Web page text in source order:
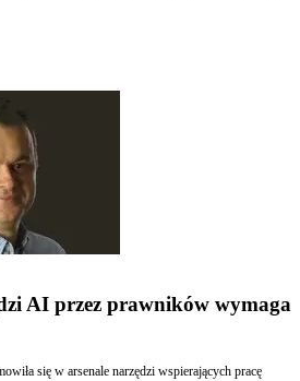
AI przez prawników wymaga
się w arsenale narzędzi wspierających pracę